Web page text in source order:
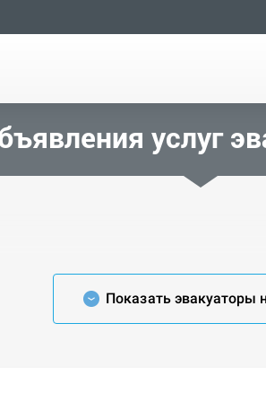
услуг
Показать эвакуаторы